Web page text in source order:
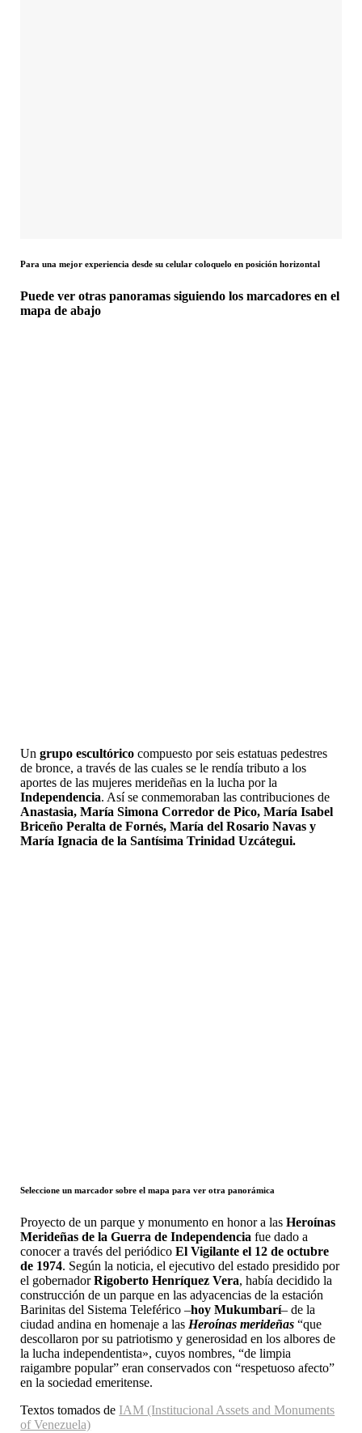
Para una mejor experiencia desde su celular coloquelo en posición horizontal
Puede ver otras panoramas siguiendo los marcadores en el
mapa de abajo
Ungrupo escultórico compuesto por seis estatuas pedestres
de bronce, a través de las cuales se le rendía tributo a los
aportes de las mujeres merideñas en la lucha por la
Independencia. Así se conmemoraban las contribuciones de
Anastasia, María Simona Corredor de Pico, María Isabel
Briceño Peralta de Fornés, María del Rosario Navas y
María Ignacia de la Santísima Trinidad Uzcátegui.
Seleccione un marcador sobre el mapa para ver otra panorámica
Proyecto de un parque y monumento en honor a lasHeroínas
Merideñas de la Guerra de Independencia fue dado a
conocer a través del periódicoEl Vigilante el 12 de octubre
de 1974. Según la noticia, el ejecutivo del estado presidido por
el gobernadorRigoberto Henríquez Vera, había decidido la
construcción de un parque en las adyacencias de la estación
Barinitas del Sistema Teleférico –hoy Mukumbarí– de la
ciudad andina en homenaje a las Heroínas merideñas “que
descollaron por su patriotismo y generosidad en los albores de
la lucha independentista», cuyos nombres, “de limpia
raigambre popular” eran conservados con “respetuoso afecto”
en la sociedad emeritense.
Textos tomados de IAM (Institucional Assets and Monuments
of Venezuela)